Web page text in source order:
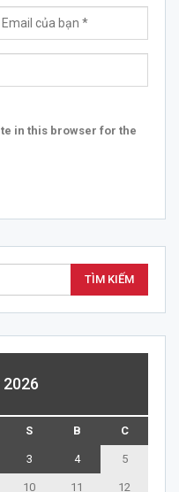
in this browser for the
2026
S B C
3 4 5
10 11 12